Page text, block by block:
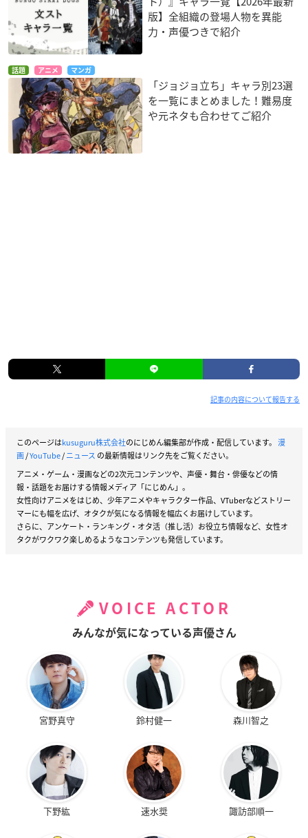
版】全組織の登場人物を異能
力・声優つきで紹介
話題 アニメ マンガ
「ジョジョ立ち」キャラ別23選
を一覧にまとめました！難易度
や元ネタも合わせてご紹介
記事の内容について報告する
このページはkusuguru株式会社のにじめん編集部が作成・配信しています。 漫
画/YouTube/ニュース の最新情報はリンク先をご覧ください。
アニメ・ゲーム・漫画などの2次元コンテンツや、声優・舞台・俳優などの情
報・話題をお届けする情報メディア「にじめん」。
女性向けアニメをはじめ、少年アニメやキャラクター作品、VTuberなどストリー
マーにも幅を広げ、オタクが気になる情報を幅広くお届けしています。
さらに、アンケート・ランキング・オタ活（推し活）お役立ち情報など、女性オ
タクがワクワク楽しめるようなコンテンツも発信しています。
VOICE ACTOR
みんなが気になっている声優さん
宮野真守 鈴村健一 森川智之
下野紘 速水奨 諏訪部順一